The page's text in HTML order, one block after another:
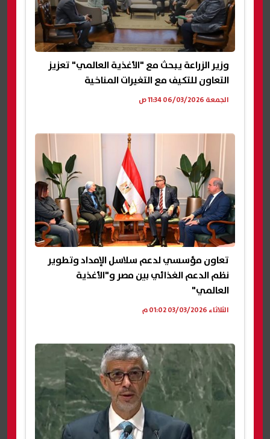
وزير الزراعة يبحث مع "الأغذية العالمي" تعزيز
التعاون للتكيف مع التغيرات المناخية
الجمعة 06/03/2026 11:34 ص
تعاون مؤسسي لدعم سلاسل الإمداد وتطوير
نظم الدعم الغذائي بين مصر و"الأغذية
العالمي"
الثلاثاء 03/03/2026 01:02 م